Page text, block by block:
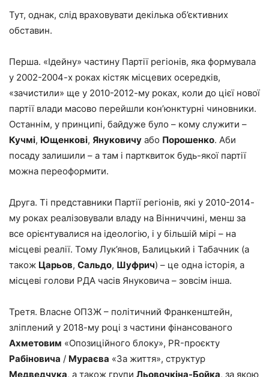
Тут, однак, слід враховувати декілька об’єктивних
обставин.
Перша. «Ідейну» частину Партії регіонів, яка формувала
у 2002-2004-х роках кістяк місцевих осередків,
«зачистили» ще у 2010-2012-му роках, коли до цієї нової
партії влади масово перейшли кон’юнктурні чиновники.
Останнім, у принципі, байдуже було – кому служити –
Кучмі, Ющенкові, Януковичу або Порошенко. Аби
посаду залишили – а там і партквиток будь-якої партії
можна переоформити.
Друга. Ті представники Партії регіонів, які у 2010-2014-
му роках реалізовували владу на Вінниччині, менш за
все орієнтувалися на ідеологію, і у більшій мірі – на
місцеві реалії. Тому Лук’янов, Балицький і Табачник (а
також Царьов, Сальдо, Шуфрич) – це одна історія, а
місцеві голови РДА часів Януковича – зовсім інша.
Третя. Власне ОПЗЖ – політичний Франкенштейн,
зліплений у 2018-му році з частини фінансованого
Ахметовим «Опозиційного блоку», PR-проєкту
Рабіновича / Мураєва «За життя», структур
Медведчука, а також групи Льовочкіна-Бойка, за якою